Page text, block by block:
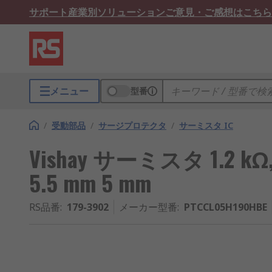
サポート産業別ソリューションご意見・ご感想はこちら
メニュー 型番
/ 受動部品 / サージプロテクタ / サーミスタ IC
Vishay サーミスタ 1.2 kΩ,
5.5 mm 5 mm
RS品番: 179-3902 メーカー型番: PTCCL05H190HBE